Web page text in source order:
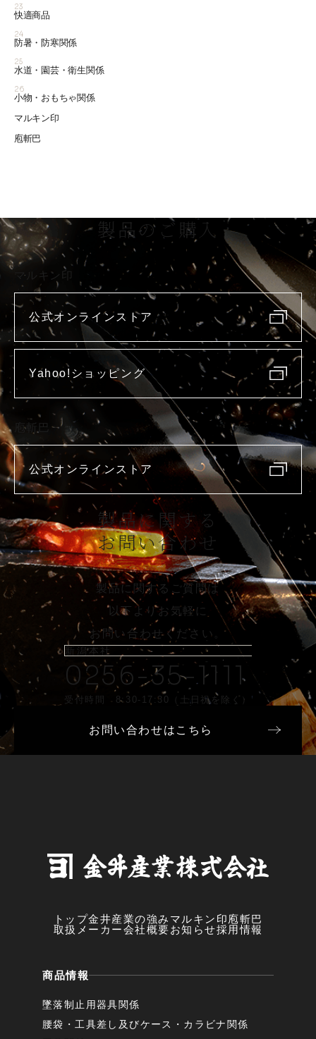
23
快適商品
24
防暑・防寒関係
25
水道・園芸・衛生関係
26
小物・おもちゃ関係
マルキン印
庖斬巴
製品のご購入
マルキン印
公式オンラインストア
Yahoo!ショッピング
庖斬巴
公式オンラインストア
製品に関する
お問い合わせ
製品に関するご質問は
以下よりお気軽に
お問い合わせください。
新潟本社
0256-35-1111
受付時間 8:30-17:30（土日祝を除く）
お問い合わせはこちら
トップ金井産業の強み マルキン印 庖斬巴
取扱メーカー会社概要お知らせ採用情報
商品情報
墜落制止用器具関係
腰袋・工具差し及びケース・カラビナ関係